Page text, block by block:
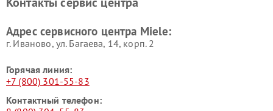
Miele
Miele
пылесосов Miele
Адрес сервисного центра Miele:
г. Иваново, ул. Багаева, 14, корп. 2
Горячая линия:
+7 (800) 301-55-83
Контактный телефон: